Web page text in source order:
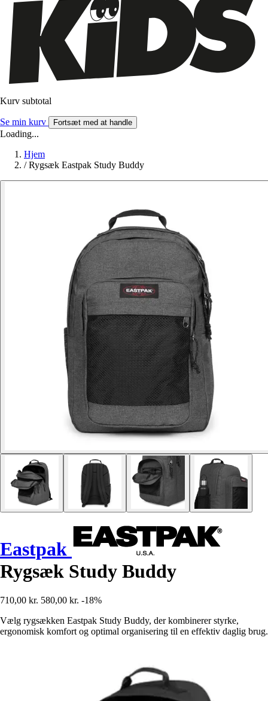
Kurv subtotal
Se min kurv Fortsæt med at handle
Loading...
Hjem
/ Rygsæk Eastpak Study Buddy
Eastpak
Rygsæk Study Buddy
710,00 kr. 580,00 kr. -18%
Vælg rygsækken Eastpak Study Buddy, der kombinerer styrke,
ergonomisk komfort og optimal organisering til en effektiv daglig brug.